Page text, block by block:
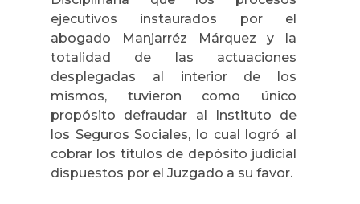
ejecutivos instaurados por el
abogado Manjarréz Márquez y la
totalidad de las actuaciones
desplegadas al interior de los
mismos, tuvieron como único
propósito defraudar al Instituto de
los Seguros Sociales, lo cual logró al
cobrar los títulos de depósito judicial
dispuestos por el Juzgado a su favor.